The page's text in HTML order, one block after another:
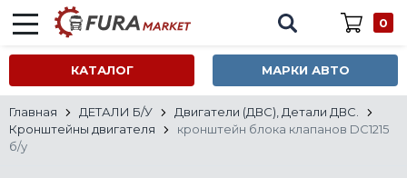
0
КАТАЛОГ МАРКИ АВТО
Главная ДЕТАЛИ Б/У
Двигатели (ДВС), Детали ДВС.
Кронштейны двигателя
кронштейн блока клапанов DC1215
б/у